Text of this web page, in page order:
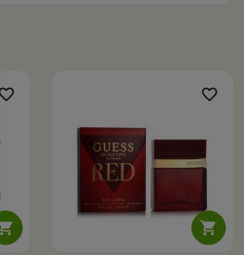

favorite_border